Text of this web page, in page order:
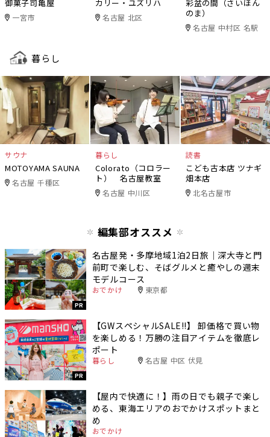
御菓子司亀屋
一宮市
カリー・ユズリハ
名古屋 北区
彩盆の間（さいほん
のま）
名古屋 中村区 名駅
暮らし
サウナ
MOTOYAMA SAUNA
名古屋 千種区
暮らし
Colorato（コロラー
ト） 名古屋教室
名古屋 中川区
読書
こども古本店 ツナギ
畑本店
北名古屋市
編集部オススメ
PR
名古屋発・多摩地域1泊2日旅｜深大寺と門
前町で楽しむ、そばグルメと癒やしの週末
モデルコース
おでかけ 東京都
PR
【GWスペシャルSALE‼︎】 卸価格で買い物
を楽しめる！万勝の注目アイテムを徹底レ
ポート
暮らし 名古屋 中区 伏見
【屋内で快適に！】雨の日でも親子で楽し
める、東海エリアのおでかけスポットまと
め
おでかけ